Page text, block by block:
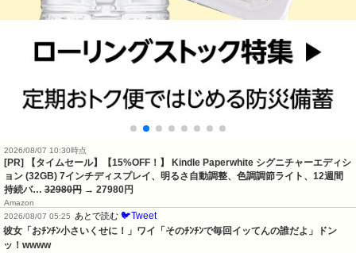
2026/08/07 10:30時点
[PR] 【タイムセール】【15%OFF！】 Kindle Paperwhite シグニチャーエディシ
ョン (32GB) 7インチディスプレイ、明るさ自動調整、色調調節ライト、12週間
持続バ… 32980円 → 27980円
Amazon
2026/08/07 05:25
あとで読む 🐦Tweet
彼女「おﾁﾝﾁﾝ小さいくせに！」ワイ「そのﾁﾝﾁﾝで毎回イッてんの誰だよ」ドン
ッ！wwww